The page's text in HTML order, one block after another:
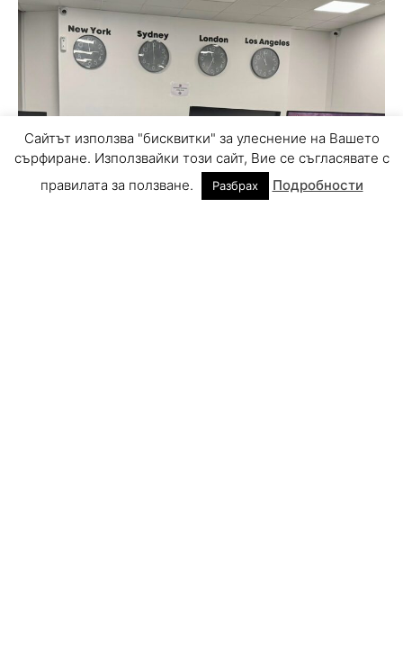
Сайтът използва "бисквитки" за улеснение на Вашето
сърфиране. Използвайки този сайт, Вие се съгласявате с